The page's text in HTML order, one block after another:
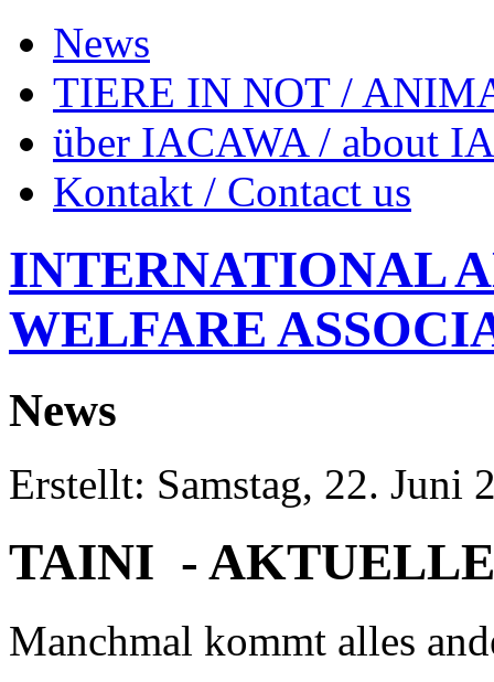
News
TIERE IN NOT /
über IACAWA / about
Kontakt / Contact us
INTERNATIONAL
WELFARE
News
Erstellt: Samstag, 22. Juni
TAINI -
Manchmal kommt alles